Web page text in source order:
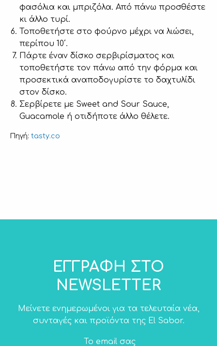
φασόλια και μπριζόλα. Από πάνω προσθέστε
κι άλλο τυρί.
Τοποθετήστε στο φούρνο μέχρι να λιώσει,
περίπου 10΄.
Πάρτε έναν δίσκο σερβιρίσματος και
τοποθετήστε τον πάνω από την φόρμα και
προσεκτικά αναποδογυρίστε το δαχτυλίδι
στον δίσκο.
Σερβίρετε με Sweet and Sour Sauce,
Guacamole ή οτιδήποτε άλλο θέλετε.
Πηγή: tasty.co
ΕΓΓΡΑΦΗ ΣΤΟ
NEWSLETTER
Μείνετε ενημερωμένοι για τα τελευταία νέα,
συνταγές και προϊόντα της El Sabor.